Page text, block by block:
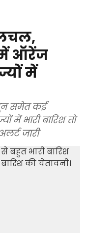
में ऑरेंज
में
समेत कई
में भारी बारिश तो
जारी